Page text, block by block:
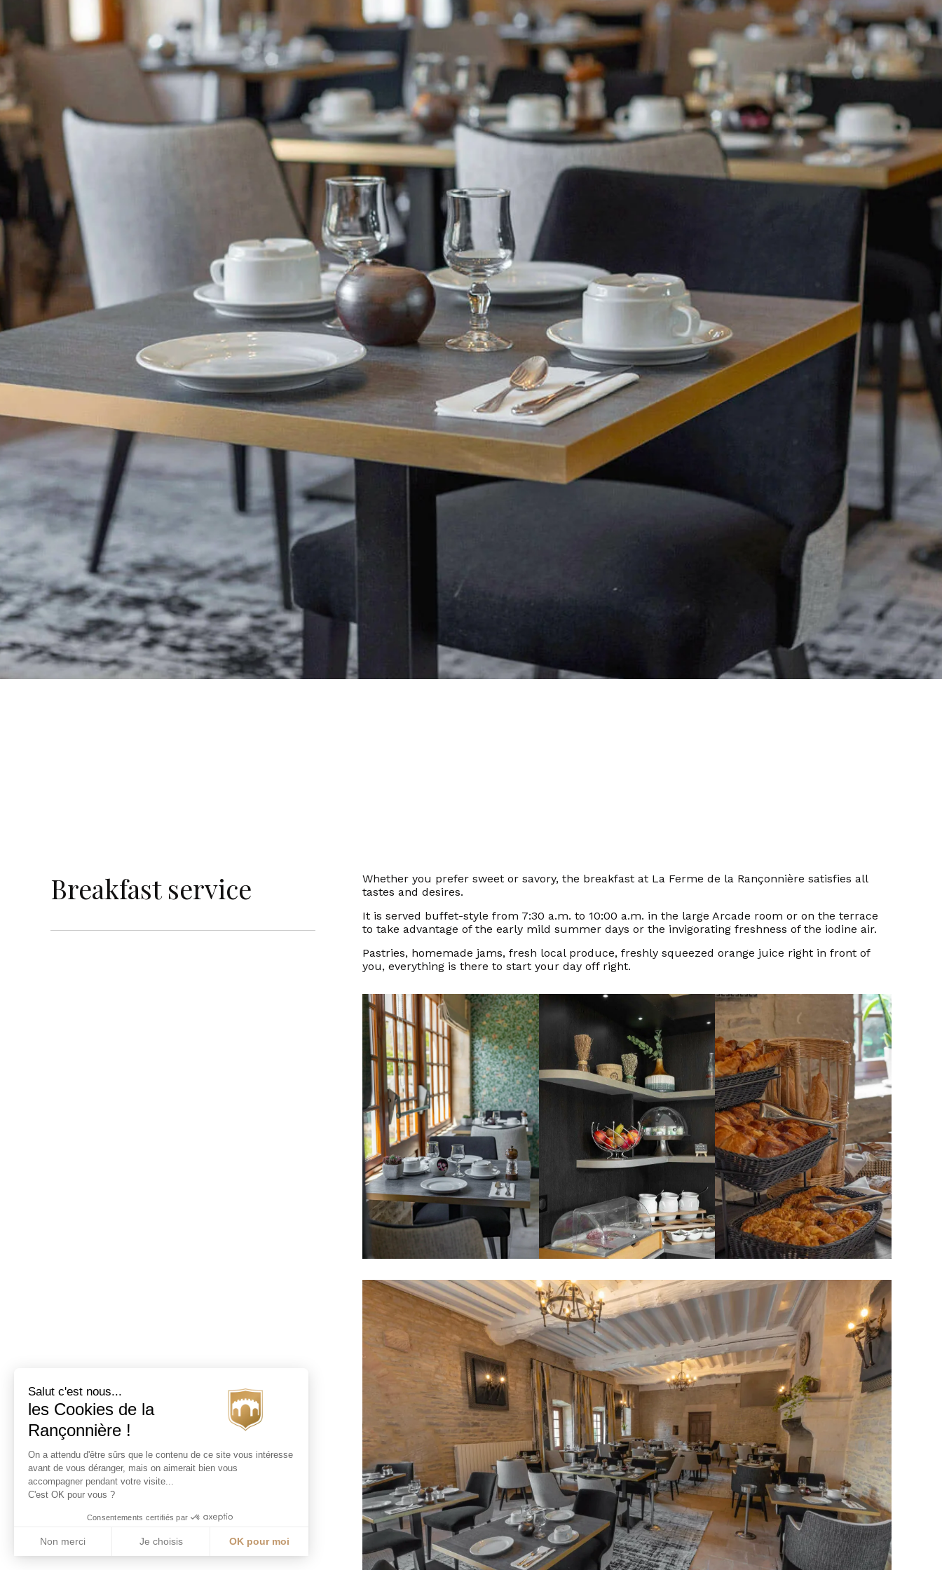
Breakfast service
Whether you prefer sweet or savory, the breakfast at La Ferme de la Rançonnière satisfies all
tastes and desires.
It is served buffet-style from 7:30 a.m. to 10:00 a.m. in the large Arcade room or on the terrace
to take advantage of the early mild summer days or the invigorating freshness of the iodine air.
Pastries, homemade jams, fresh local produce, freshly squeezed orange juice right in front of
you, everything is there to start your day off right.
Salut c'est nous...
les Cookies de la
Rançonnière !
On a attendu d'être sûrs que le contenu de ce site vous intéresse
avant de vous déranger, mais on aimerait bien vous
accompagner pendant votre visite...
C'est OK pour vous ?
Consentements certifiés par
Non merci Je choisis OK pour moi